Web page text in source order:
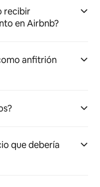
recibir
en Airbnb?
anfitrión
que debería